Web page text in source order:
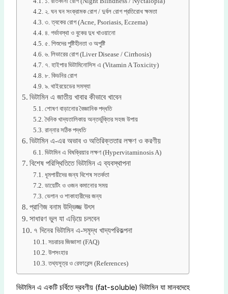
২. ঘন ঘন সংক্রামক রোগ / দুর্বল রোগ প্রতিরোধ ক্ষমতা
৩. ত্বকের রোগ (Acne, Psoriasis, Eczema)
৪. গর্ভাবস্থা ও বুকের দুধ খাওয়ানো
৫. শিশুদের পুষ্টিহীনতা ও অপুষ্টি
৬. লিভারের রোগ (Liver Disease / Cirrhosis)
৭. হাইপার ভিটামিনোসিস এ (Vitamin A Toxicity)
৮. কিডনির রোগ
৯. থাইরয়েডের সমস্যা
ভিটামিন এ জাতীয় খাবার কীভাবে খাবেন
শোষণ বাড়ানোর বৈজ্ঞানিক পদ্ধতি
দৈনিক খাদ্যতালিকায় অন্তর্ভুক্তির সহজ উপায়
রান্নার সঠিক পদ্ধতি
ভিটামিন এ-এর অভাব ও অতিরিক্ততার লক্ষণ ও করণীয়
ভিটামিন এ বিষক্রিয়ার লক্ষণ (Hypervitaminosis A)
বিশেষ পরিস্থিতিতে ভিটামিন এ ব্যবস্থাপনা
ধূমপায়ীদের জন্য বিশেষ সতর্কতা
ডায়েটিং ও ওজন কমানোর সময়
ভেগান ও শাকাহারীদের জন্য
প্রাণিজ বনাম উদ্ভিজ্জ উৎস
সাধারণ ভুল যা এড়িয়ে চলবেন
৭ দিনের ভিটামিন এ-সমৃদ্ধ খাদ্যপরিকল্পনা
সচরাচর জিজ্ঞাসা (FAQ)
উপসংহার
তথ্যসূত্র ও রেফারেন্স (References)
ভিটামিন এ একটি চর্বিতে দ্রবণীয় (fat-soluble) ভিটামিন যা মানবদেহে